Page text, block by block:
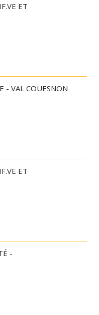
ET
- VAL COUESNON
ET
-